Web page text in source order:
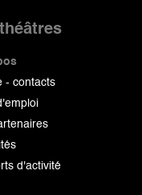
- contacts
d'activité